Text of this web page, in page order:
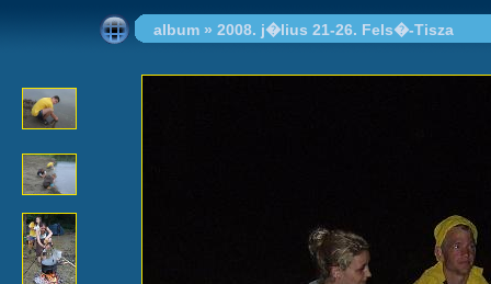
album » 2008. j�lius 21-26. Fels�-Tisza